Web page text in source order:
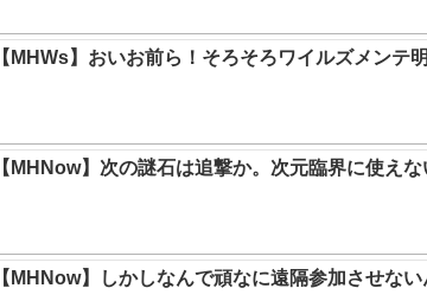
【MHWs】おいお前ら！そろそろワイルズメンテ
【MHNow】次の謎石は追撃か。次元臨界に使え
【MHNow】しかしなんで頑なに遠隔参加させない